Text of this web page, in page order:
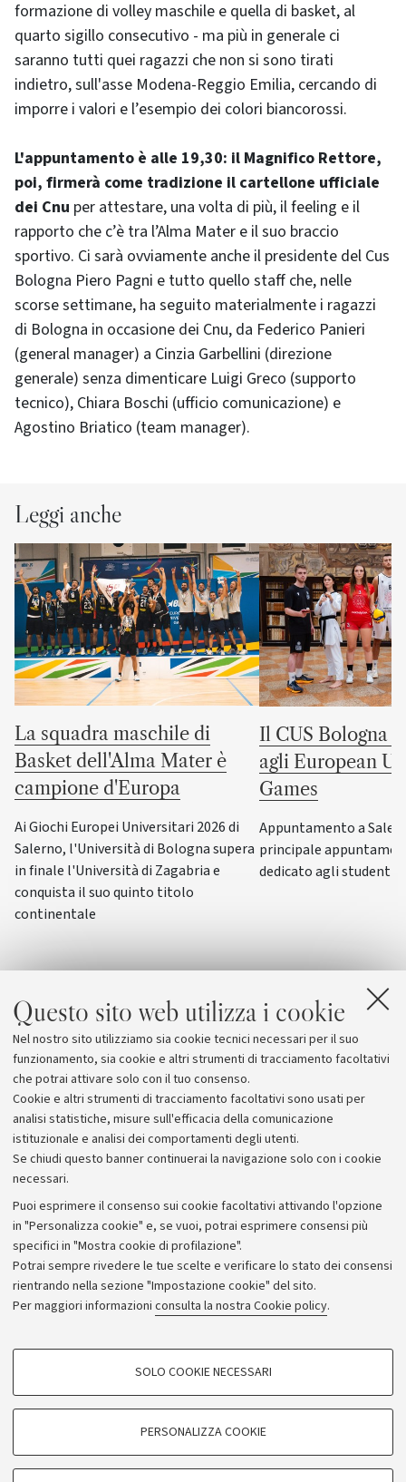
Questo sito web utilizza i cookie
Nel nostro sito utilizziamo sia cookie tecnici necessari per il suo
funzionamento, sia cookie e altri strumenti di tracciamento facoltativi
che potrai attivare solo con il tuo consenso.
Cookie e altri strumenti di tracciamento facoltativi sono usati per
analisi statistiche, misure sull'efficacia della comunicazione
istituzionale e analisi dei comportamenti degli utenti.
Se chiudi questo banner continuerai la navigazione solo con i cookie
necessari.
Puoi esprimere il consenso sui cookie facoltativi attivando l'opzione
in "Personalizza cookie" e, se vuoi, potrai esprimere consensi più
specifici in "Mostra cookie di profilazione".
Potrai sempre rivedere le tue scelte e verificare lo stato dei consensi
rientrando nella sezione "Impostazione cookie" del sito.
Per maggiori informazioni consulta la nostra Cookie policy.
COOKIE DI PROFILAZIONE - FACOLTATIVI
SOLO COOKIE NECESSARI
PERSONALIZZA COOKIE
formazione di volley maschile e quella di basket, al
quarto sigillo consecutivo - ma più in generale ci
saranno tutti quei ragazzi che non si sono tirati
indietro, sull'asse Modena-Reggio Emilia, cercando di
imporre i valori e l’esempio dei colori biancorossi.
L'appuntamento è alle 19,30: il Magnifico Rettore,
poi, firmerà come tradizione il cartellone ufficiale
dei Cnu per attestare, una volta di più, il feeling e il
rapporto che c’è tra l’Alma Mater e il suo braccio
sportivo. Ci sarà ovviamente anche il presidente del Cus
Bologna Piero Pagni e tutto quello staff che, nelle
scorse settimane, ha seguito materialmente i ragazzi
di Bologna in occasione dei Cnu, da Federico Panieri
(general manager) a Cinzia Garbellini (direzione
generale) senza dimenticare Luigi Greco (supporto
tecnico), Chiara Boschi (ufficio comunicazione) e
Agostino Briatico (team manager).
Leggi anche
La squadra maschile di
Basket dell'Alma Mater è
campione d'Europa
Ai Giochi Europei Universitari 2026 di
Salerno, l'Università di Bologna supera
in finale l'Università di Zagabria e
conquista il suo quinto titolo
continentale
Il CUS Bologna
agli European
Games
Appuntamento a
principale
dedicato agli
Archivio
Comunicati stampa
Redazione
Rassegna stampa
© Copyright 2026 - ALMA MATER STUDIORUM - Università di
Bologna - Via Zamboni, 33 - 40126 Bologna - PI: 01131710376 -